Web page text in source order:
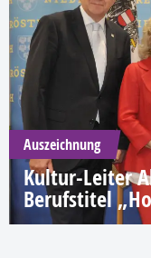
Auszeichnung
Kultur-Leiter
Berufstitel